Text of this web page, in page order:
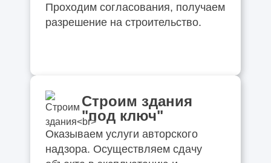
Проходим согласования, получаем
разрешение на строительство.
Строим здания
"под ключ"
Оказываем услуги авторского
надзора. Осуществляем сдачу